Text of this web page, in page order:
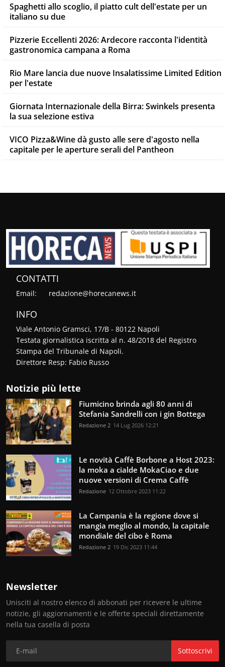
Spaghetti allo scoglio, il piatto cult dell'estate per un
italiano su due
Pizzerie Eccellenti 2026: Ardecore racconta l'identità
gastronomica campana a Roma
Rio Mare lancia due nuove Insalatissime Limited Edition
per l'estate
Giornata Internazionale della Birra: Swinkels presenta
la sua selezione estiva
VICO Pizza&Wine dà gusto alle sere d'agosto nella
capitale per le aperture serali del Pantheon
CONTATTI
Email: redazione@horecanews.it
INFO
Viale Antonio Gramsci, 17/B - 80122 Napoli
Testata giornalistica iscritta al n. 48/2018 del Registro
Stampa del Tribunale di Napoli.
Direttore Resp: Fabio Russo
Notizie più lette
Fiumicino brinda agli 80 anni di
Stefania Sandrelli con i gin Bottega
Redazione 2 14 Lug 2026 12:21
Le novità Caffè Borbone a Host 2023:
la moka a cialde MokaCiao e due
nuove versioni di Crema Caffè
Redazione 12 Ottobre 2023 11:22
La Campania è la regione dove si
mangia meglio al mondo, la capitale
mondiale del cibo è Roma
Redazione 2 19 Dic 2023 11:44
Newsletter
Unisciti al nostro elenco di abbonati per ricevere le ultime
notizie, gli aggiornamenti e le offerte speciali direttamente
nella tua casella di posta
Sottoscrivi